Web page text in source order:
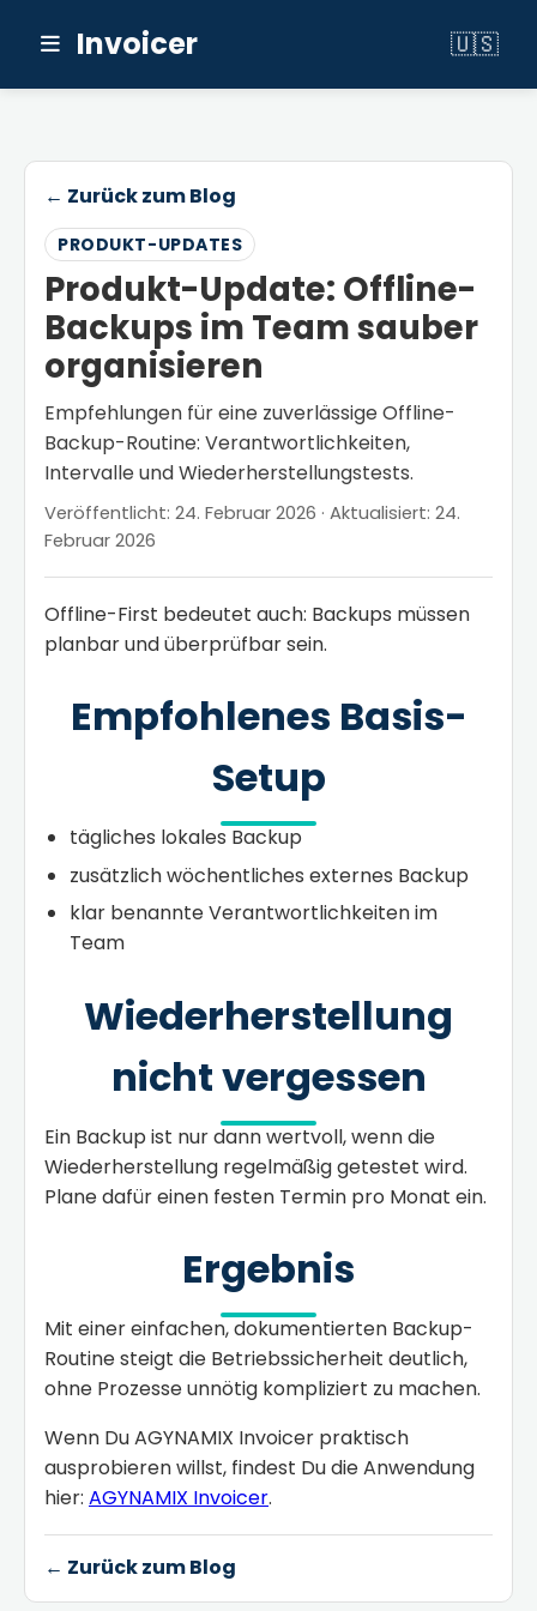
Invoicer 🇺🇸
Switch to
← Zurück zum Blog
PRODUKT-UPDATES
Produkt-Update: Offline-
Backups im Team sauber
organisieren
Empfehlungen für eine zuverlässige Offline-
Backup-Routine: Verantwortlichkeiten,
Intervalle und Wiederherstellungstests.
Veröffentlicht: 24. Februar 2026 · Aktualisiert: 24.
Februar 2026
Offline-First bedeutet auch: Backups müssen
planbar und überprüfbar sein.
Empfohlenes Basis-
Setup
tägliches lokales Backup
zusätzlich wöchentliches externes Backup
klar benannte Verantwortlichkeiten im
Team
Wiederherstellung
nicht vergessen
Ein Backup ist nur dann wertvoll, wenn die
Wiederherstellung regelmäßig getestet wird.
Plane dafür einen festen Termin pro Monat ein.
Ergebnis
Mit einer einfachen, dokumentierten Backup-
Routine steigt die Betriebssicherheit deutlich,
ohne Prozesse unnötig kompliziert zu machen.
Wenn Du AGYNAMIX Invoicer praktisch
ausprobieren willst, findest Du die Anwendung
hier: AGYNAMIX Invoicer.
← Zurück zum Blog